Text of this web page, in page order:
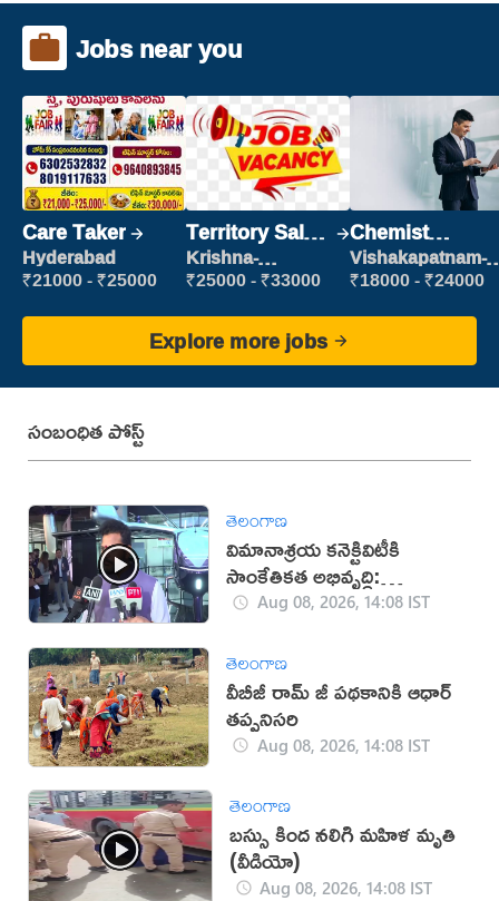
Jobs near you
Care Taker
Hyderabad
₹21000 - ₹25000
Territory Sales
Manager
Krishna-
vijayawada
₹25000 - ₹33000
Chemist
Production
Executive
Vishakapatnam-
new
₹18000 - ₹24000
Explore more jobs
సంబంధిత పోస్ట్
తెలంగాణ
విమానాశ్రయ కనెక్టివిటీకి
సాంకేతికత అభివృద్ధి:
రామ్మోహన్ నాయుడు
Aug 08, 2026, 14:08 IST
తెలంగాణ
వీబీజీ రామ్ జీ పథకానికి ఆధార్
తప్పనిసరి
Aug 08, 2026, 14:08 IST
తెలంగాణ
బస్సు కింద నలిగి మహిళ మృతి
(వీడియో)
Aug 08, 2026, 14:08 IST